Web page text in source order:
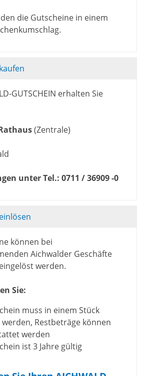
die Gutscheine in einem
GUTSCHEIN erhalten Sie
(Zentrale)
unter Tel.: 0711 / 36909 -0
können bei
Aichwalder Geschäfte
werden.
Sie:
muss in einem Stück
Restbeträge können
werden
ist 3 Jahre gültig